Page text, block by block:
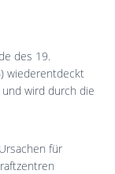
des 19.
wiederentdeckt
wird durch die
für